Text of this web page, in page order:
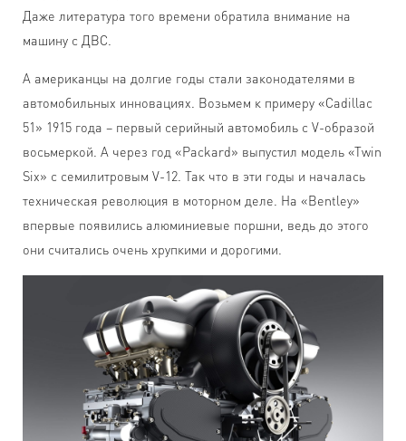
Даже литература того времени обратила внимание на
машину с ДВС.
А американцы на долгие годы стали законодателями в
автомобильных инновациях. Возьмем к примеру «Cadillac
51» 1915 года – первый серийный автомобиль с V-образой
восьмеркой. А через год «Packard» выпустил модель «Тwin
Six» с семилитровым V-12. Так что в эти годы и началась
техническая революция в моторном деле. На «Bentley»
впервые появились алюминиевые поршни, ведь до этого
они считались очень хрупкими и дорогими.